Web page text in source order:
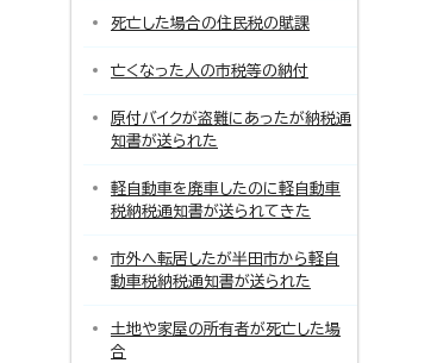
死亡した場合の住民税の賦課
亡くなった人の市税等の納付
原付バイクが盗難にあったが納税通
知書が送られた
軽自動車を廃車したのに軽自動車
税納税通知書が送られてきた
市外へ転居したが半田市から軽自
動車税納税通知書が送られた
土地や家屋の所有者が死亡した場
合